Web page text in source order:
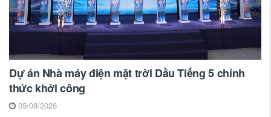
Dự án Nhà máy điện mặt trời Dầu Tiếng 5 chính
thức khởi công
05/08/2026